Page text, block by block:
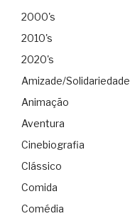
2000's
2010's
2020's
Amizade/Solidariedade
Animação
Aventura
Cinebiografia
Clássico
Comida
Comédia